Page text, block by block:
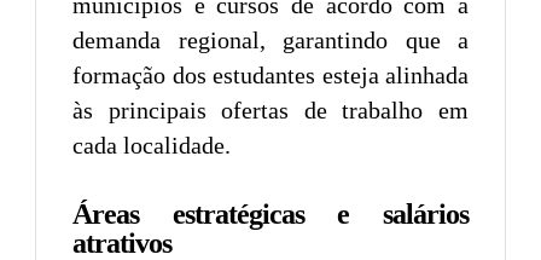
demanda regional, garantindo que a
formação dos estudantes esteja alinhada
às principais ofertas de trabalho em
cada localidade.
Áreas estratégicas e salários
atrativos